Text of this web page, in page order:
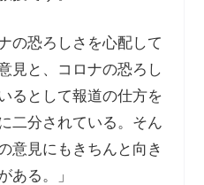
の恐ろしさを心配して
見と、コロナの恐ろし
るとして報道の仕方を
二分されている。そん
意見にもきちんと向き
ある。」